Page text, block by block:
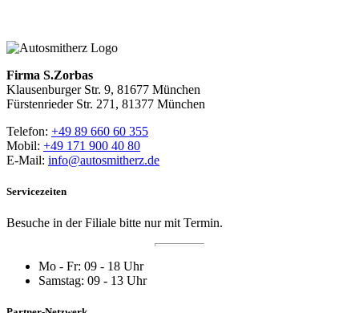
Firma S.Zorbas
Klausenburger Str. 9, 81677 München
Fürstenrieder Str. 271, 81377 München
Telefon: +49 89 660 60 355
Mobil: +49 171 900 40 80
E-Mail: info@autosmitherz.de
Servicezeiten
Besuche in der Filiale bitte nur mit Termin.
Mo - Fr: 09 - 18 Uhr
Samstag: 09 - 13 Uhr